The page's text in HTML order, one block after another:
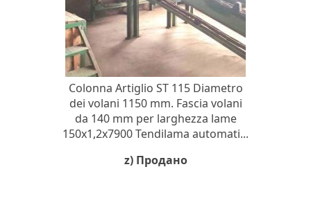
Colonna Artiglio ST 115 Diametro
dei volani 1150 mm. Fascia volani
da 140 mm per larghezza lame
150x1,2x7900 Tendilama automati...
z) Продано